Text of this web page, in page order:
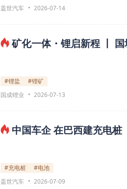
盖世汽车
2026-07-14
矿化一体・锂启新程 丨
#锂盐
#锂矿
国成锂业
2026-07-13
中国车企 在巴西建充电桩
#充电桩
#电池
盖世汽车
2026-07-09